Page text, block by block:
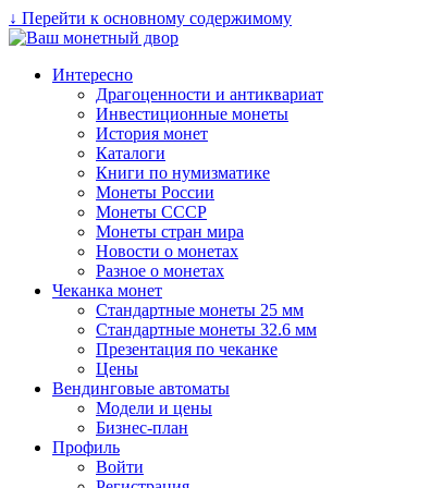
↓ Перейти к основному содержимому
Интересно
Драгоценности и антиквариат
Инвестиционные монеты
История монет
Каталоги
Книги по нумизматике
Монеты России
Монеты СССР
Монеты стран мира
Новости о монетах
Разное о монетах
Чеканка монет
Стандартные монеты 25 мм
Стандартные монеты 32.6 мм
Презентация по чеканке
Цены
Вендинговые автоматы
Модели и цены
Бизнес-план
Профиль
Войти